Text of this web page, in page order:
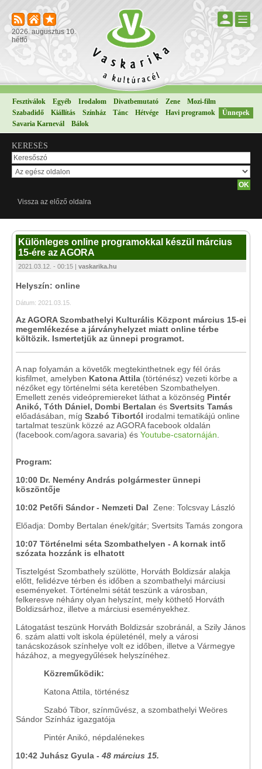
2026. augusztus 10.
hétfő
Fesztiválok Egyéb Irodalom Divatbemutató Zene
Mozi-film
Szabadidő
Kiállítás Színház Tánc Hétvége Havi programok
Ünnepek
Savaria Karnevál
Bálok
KERESÉS
Vissza az előző oldalra
Különleges online programokkal készül március
15-ére az AGORA
2021.03.12. - 00:15 | vaskarika.hu
Helyszín: online
Dátum: 2021.03.15.
Az AGORA Szombathelyi Kulturális Központ március 15-ei
megemlékezése a járványhelyzet miatt online térbe
költözik. Ismertetjük az ünnepi programot.
A nap folyamán a követők megtekinthetnek egy fél órás
kisfilmet, amelyben Katona Attila (történész) vezeti körbe a
nézőket egy történelmi séta keretében Szombathelyen.
Emellett zenés videópremiereket láthat a közönség Pintér
Anikó, Tóth Dániel, Dombi Bertalan és Svertsits Tamás
előadásában, míg Szabó Tibortól irodalmi tematikájú online
tartalmat teszünk közzé az AGORA facebook oldalán
(facebook.com/agora.savaria) és Youtube-csatornáján
Program:
10:00 Dr. Nemény András polgármester ünnepi
köszöntője
10:02 Petőfi Sándor - Nemzeti Dal Zene: Tolcsvay László
Előadja: Domby Bertalan ének/gitár; Svertsits Tamás zongora
10:07 Történelmi séta Szombathelyen - A kornak intő
szózata hozzánk is elhatott
Tisztelgést Szombathely szülötte, Horváth Boldizsár alakja
előtt, felidézve térben és időben a szombathelyi márciusi
eseményeket. Történelmi sétát teszünk a városban,
felkeresve néhány olyan helyszínt, mely köthető Horváth
Boldizsárhoz, illetve a márciusi eseményekhez.
Látogatást teszünk Horváth Boldizsár szobránál, a Szily János
6. szám alatti volt iskola épületénél, mely a városi
tanácskozások színhelye volt ez időben, illetve a Vármegye
házához, a megyegyűlések helyszínéhez.
Közreműködik:
Katona Attila, történész
Szabó Tibor, színművész, a szombathelyi Weöres
Sándor Színház igazgatója
Pintér Anikó, népdalénekes
10:42 Juhász Gyula - 48 március 15.